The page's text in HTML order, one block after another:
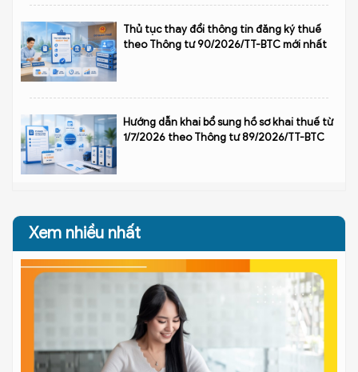
Thủ tục thay đổi thông tin đăng ký thuế
theo Thông tư 90/2026/TT-BTC mới nhất
Hướng dẫn khai bổ sung hồ sơ khai thuế từ
1/7/2026 theo Thông tư 89/2026/TT-BTC
Xem nhiều nhất